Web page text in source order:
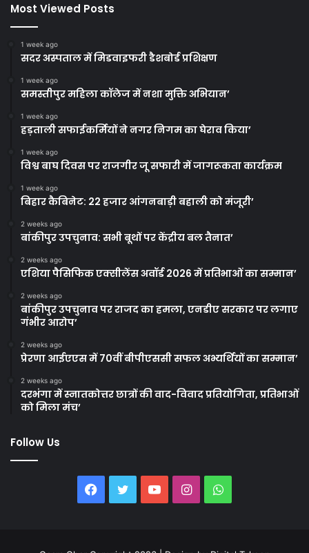
Most Viewed Posts
1 week ago
सदर अस्पताल में मिडवाइफरी डैशबोर्ड प्रशिक्षण
1 week ago
समस्तीपुर महिला कॉलेज में नशा मुक्ति अभियान’
1 week ago
हड़ताली सफाईकर्मियों ने नगर निगम का घेराव किया’
1 week ago
विश्व बाघ दिवस पर राजगीर जू सफारी में जागरूकता कार्यक्रम
1 week ago
बिहार कैबिनेट: 22 हजार आंगनबाड़ी बहाली को मंजूरी’
2 weeks ago
बांकीपुर उपचुनाव: सभी बूथों पर केंद्रीय बल तैनात’
2 weeks ago
एशिया पैसिफिक एक्सीलेंस अवॉर्ड 2026 में प्रतिभाओं का सम्मान’
2 weeks ago
बांकीपुर उपचुनाव पर राजद का हमला, एनडीए सरकार पर लगाए
गंभीर आरोप’
2 weeks ago
प्रेरणा आईएएस में 70वीं बीपीएससी सफल अभ्यर्थियों का सम्मान’
2 weeks ago
दरभंगा में स्नातकोत्तर छात्रों की वाद-विवाद प्रतियोगिता, प्रतिभाओं
को मिला मंच’
Follow Us
Facebook
TwitterYouTubeInstagramWhatsApp